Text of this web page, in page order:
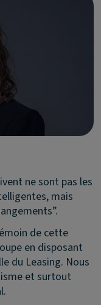
ne sont pas les
mais
de cette
en disposant
du Leasing. Nous
et surtout